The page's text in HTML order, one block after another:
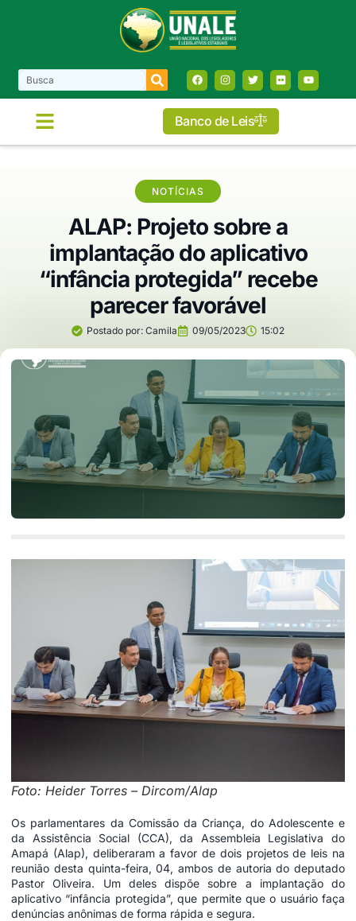
Banco de Leis
NOTÍCIAS
ALAP: Projeto sobre a
implantação do aplicativo
“infância protegida” recebe
parecer favorável
Postado por: Camila 09/05/2023 15:02
Foto: Heider Torres – Dircom/Alap
Os parlamentares da Comissão da Criança, do Adolescente e
da Assistência Social (CCA), da Assembleia Legislativa do
Amapá (Alap), deliberaram a favor de dois projetos de leis na
reunião desta quinta-feira, 04, ambos de autoria do deputado
Pastor Oliveira. Um deles dispõe sobre a implantação do
aplicativo “infância protegida”, que permite que o usuário faça
denúncias anônimas de forma rápida e segura.